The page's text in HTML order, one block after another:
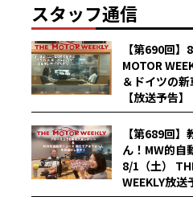
スタッフ通信
【第690回
MOTOR
＆ドイツの新
【放送予告】
【第689回
ん！MW的自
8/1（土）
WEEKLY放送